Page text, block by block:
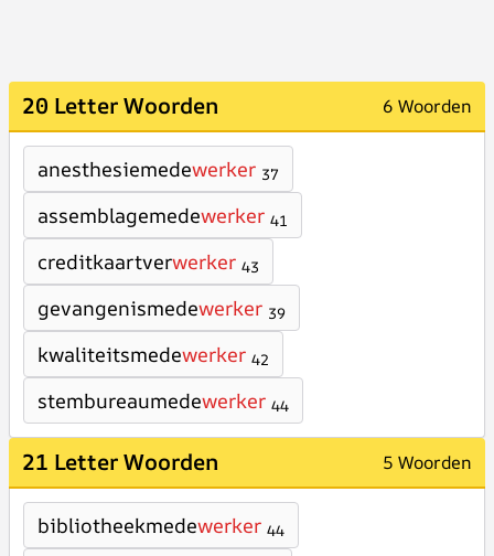
20 Letter Woorden 6 Woorden
anesthesiemedewerker 37
assemblagemedewerker 41
creditkaartverwerker 43
gevangenismedewerker 39
kwaliteitsmedewerker 42
stembureaumedewerker 44
21 Letter Woorden 5 Woorden
bibliotheekmedewerker 44